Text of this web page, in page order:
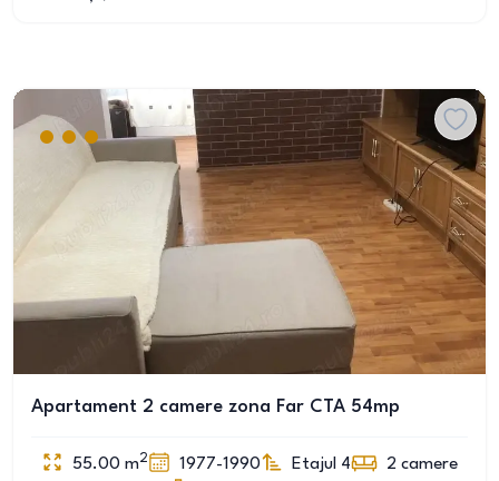
Apartament 2 camere zona Far CTA 54mp
55.00 m2 1977-1990 Etajul 4 2 camere